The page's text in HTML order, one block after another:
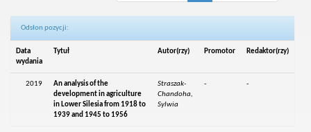
Odsłon pozycji:
Data
wydania
Tytuł Autor(rzy) Promotor Redaktor(rzy)
2019
An analysis of the
development in agriculture
in Lower Silesia from 1918 to
1939 and 1945 to 1956
Straszak-
Chandoha,
Sylwia
- -